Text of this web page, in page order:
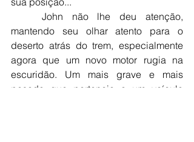
mantendo seu olhar atento para o
deserto atrás do trem, especialmente
agora que um novo motor rugia na
escuridão. Um mais grave e mais
pesado que pertencia a um veículo